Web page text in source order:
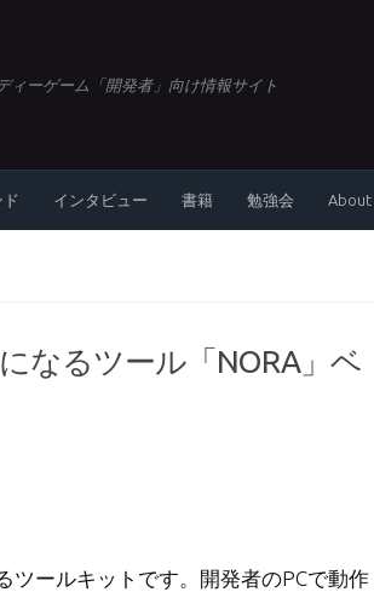
ィーゲーム「開発者」向け情報サイト
ド インタビュー 書籍 勉強会 About
なるツール「NORA」ベ
ツールキットです。開発者のPCで動作